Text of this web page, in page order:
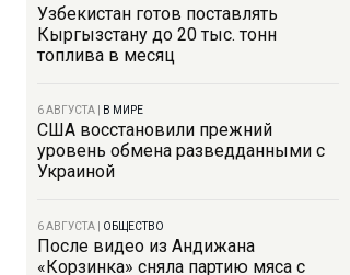
Узбекистан готов поставлять
Кыргызстану до 20 тыс. тонн
топлива в месяц
6 АВГУСТА В МИРЕ
США восстановили прежний
уровень обмена разведданными с
Украиной
6 АВГУСТА ОБЩЕСТВО
После видео из Андижана
«Корзинка» сняла партию мяса с